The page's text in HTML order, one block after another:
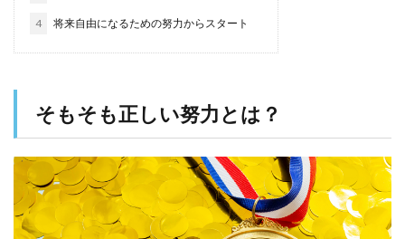
4 将来自由になるための努力からスタート
そもそも正しい努力とは？